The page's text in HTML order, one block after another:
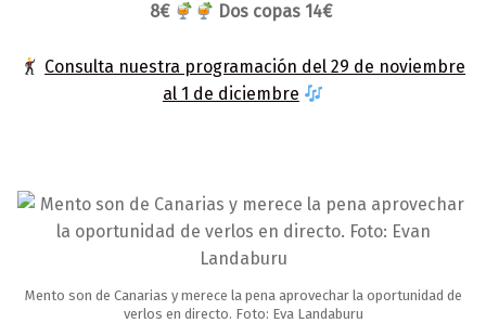
8€
Dos copas 14€
Consulta nuestra programación del 29 de noviembre
al 1 de diciembre
Mento son de Canarias y merece la pena aprovechar la oportunidad de
verlos en directo. Foto: Eva Landaburu